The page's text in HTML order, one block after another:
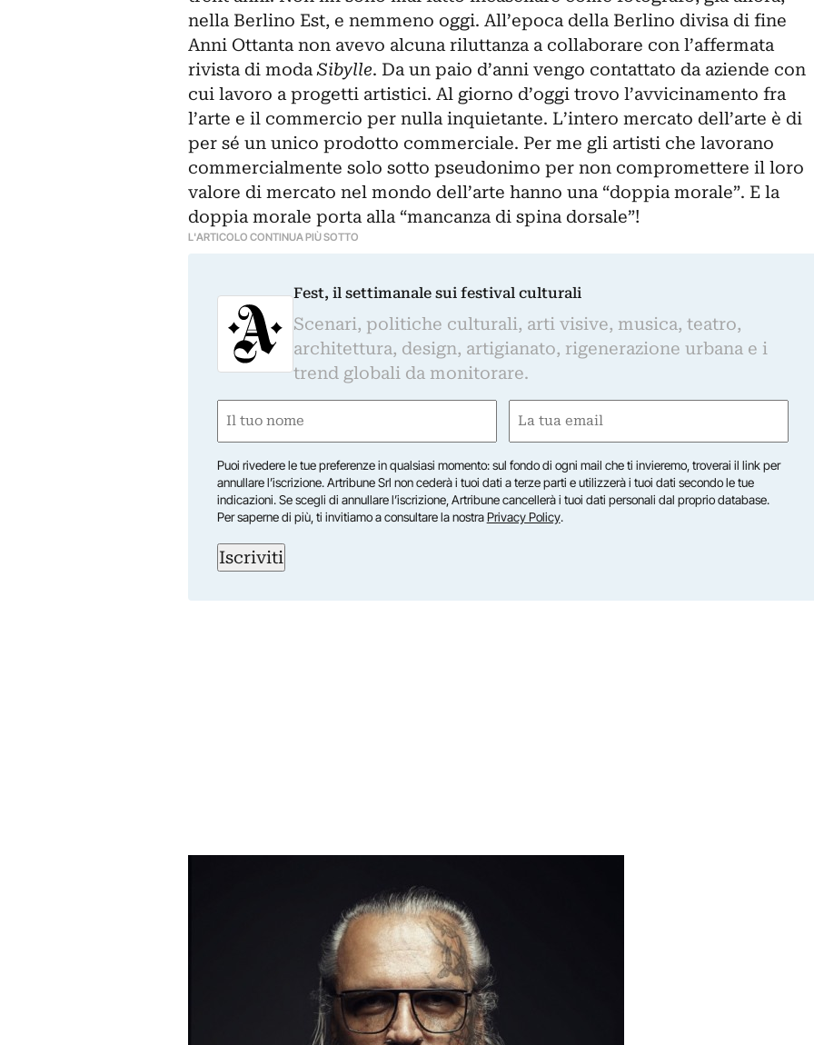
nella Berlino Est, e nemmeno oggi. All’epoca della Berlino divisa di fine
Anni Ottanta non avevo alcuna riluttanza a collaborare con l’affermata
rivista di modaSibylle. Da un paio d’anni vengo contattato da aziende con
cui lavoro a progetti artistici. Al giorno d’oggi trovo l’avvicinamento fra
l’arte e il commercio per nulla inquietante. L’intero mercato dell’arte è di
per sé un unico prodotto commerciale. Per me gli artisti che lavorano
commercialmente solo sotto pseudonimo per non compromettere il loro
valore di mercato nel mondo dell’arte hanno una “doppia morale”. E la
doppia morale porta alla “mancanza di spina dorsale”!
L'ARTICOLO CONTINUA PIÙ SOTTO
Fest, il settimanale sui festival culturali
Scenari, politiche culturali, arti visive, musica, teatro,
architettura, design, artigianato, rigenerazione urbana e i
trend globali da monitorare.
Nome
First
Email
Puoi rivedere le tue preferenze in qualsiasi momento: sul fondo di ogni mail che ti invieremo, troverai il link per
annullare l’iscrizione. Artribune Srl non cederà i tuoi dati a terze parti e utilizzerà i tuoi dati secondo le tue
indicazioni. Se scegli di annullare l’iscrizione, Artribune cancellerà i tuoi dati personali dal proprio database.
Per saperne di più, ti invitiamo a consultare la nostraPrivacy Policy.
Iscriviti